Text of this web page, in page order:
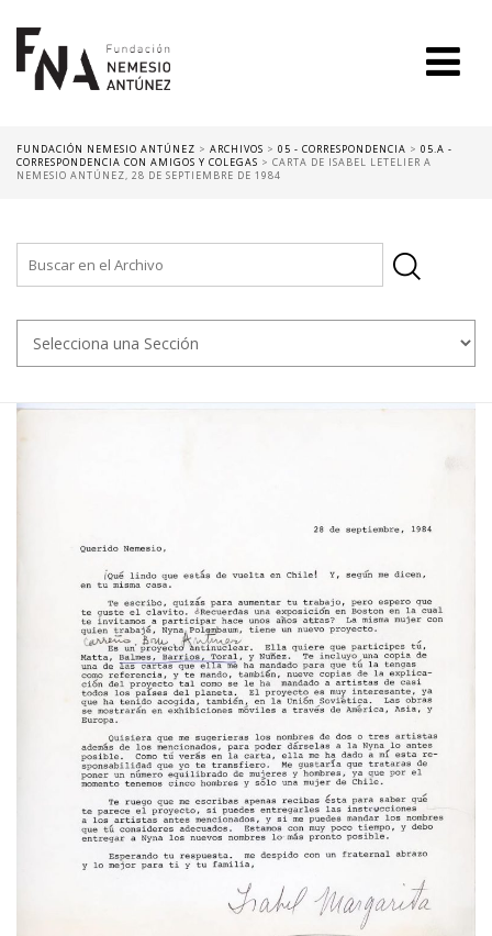
FUNDACIÓN NEMESIO ANTÚNEZ > ARCHIVOS > 05 - CORRESPONDENCIA > 05.A -
CORRESPONDENCIA CON AMIGOS Y COLEGAS > CARTA DE ISABEL LETELIER A
NEMESIO ANTÚNEZ, 28 DE SEPTIEMBRE DE 1984